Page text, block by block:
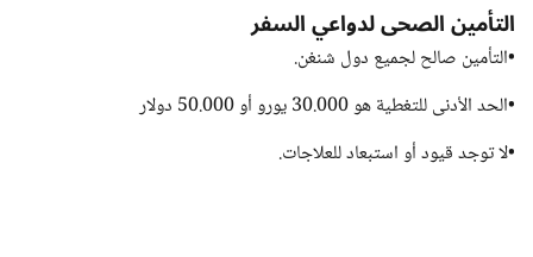
التأمين الصحى لدواعي السفر
•التأمين صالح لجميع دول شنغن.
•الحد الأدنى للتغطية هو 30.000 يورو أو 50.000 دولار
•لا توجد قيود أو استبعاد للعلاجات.